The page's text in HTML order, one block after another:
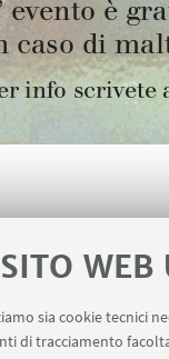
sia cookie tecnici
di tracciamento
Contatti